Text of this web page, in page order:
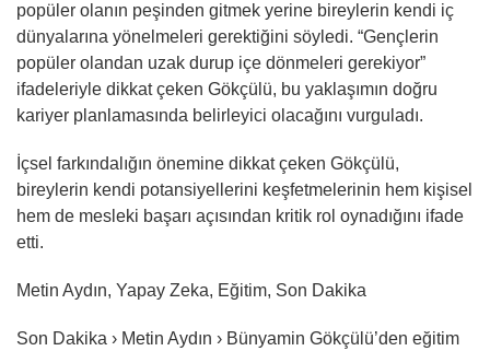
popüler olanın peşinden gitmek yerine bireylerin kendi iç
dünyalarına yönelmeleri gerektiğini söyledi. “Gençlerin
popüler olandan uzak durup içe dönmeleri gerekiyor”
ifadeleriyle dikkat çeken Gökçülü, bu yaklaşımın doğru
kariyer planlamasında belirleyici olacağını vurguladı.
İçsel farkındalığın önemine dikkat çeken Gökçülü,
bireylerin kendi potansiyellerini keşfetmelerinin hem kişisel
hem de mesleki başarı açısından kritik rol oynadığını ifade
etti.
Metin Aydın, Yapay Zeka, Eğitim, Son Dakika
Son Dakika › Metin Aydın › Bünyamin Gökçülü’den eğitim